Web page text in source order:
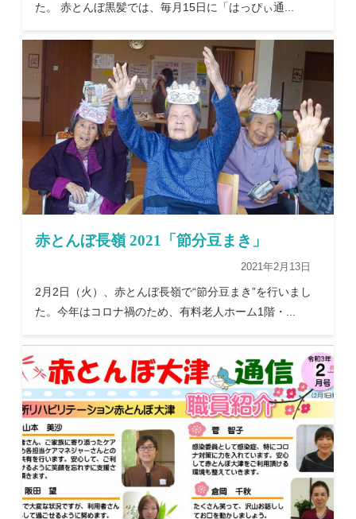
た。 赤とんぼ黒髪では、毎月15日に「はっぴぃ通...
赤とんぼ長嶺 2021「節分豆まき」
2021年2月13日
2月2日（火）、赤とんぼ長嶺で“節分豆まき”を行いまし
た。今年はコロナ禍のため、有料老人ホーム1階・...